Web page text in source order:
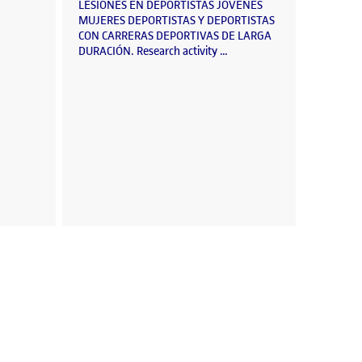
LESIONES EN DEPORTISTAS JÓVENES
MUJERES DEPORTISTAS Y DEPORTISTAS
CON CARRERAS DEPORTIVAS DE LARGA
DURACIÓN. Research activity …